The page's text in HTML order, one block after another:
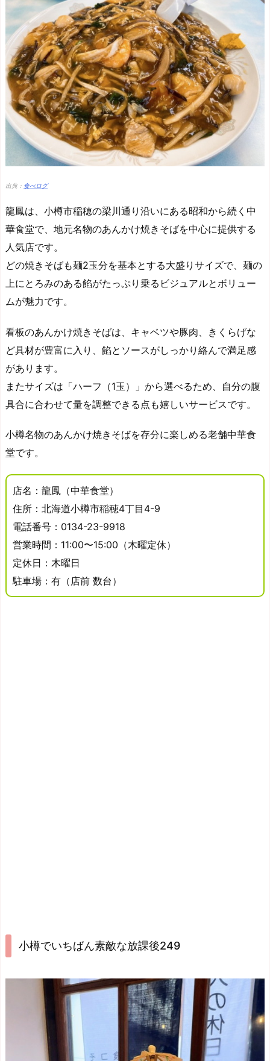
出典： 食べログ
龍鳳は、小樽市稲穂の梁川通り沿いにある昭和から続く中
華食堂で、地元名物のあんかけ焼きそばを中心に提供する
人気店です。
どの焼きそばも麺2玉分を基本とする大盛りサイズで、麺の
上にとろみのある餡がたっぷり乗るビジュアルとボリュー
ムが魅力です。
看板のあんかけ焼きそばは、キャベツや豚肉、きくらげな
ど具材が豊富に入り、餡とソースがしっかり絡んで満足感
があります。
またサイズは「ハーフ（1玉）」から選べるため、自分の腹
具合に合わせて量を調整できる点も嬉しいサービスです。
小樽名物のあんかけ焼きそばを存分に楽しめる老舗中華食
堂です。
店名：龍鳳（中華食堂）
住所：北海道小樽市稲穂4丁目4-9
電話番号：0134-23-9918
営業時間：11:00〜15:00（木曜定休）
定休日：木曜日
駐車場：有（店前 数台）
小樽でいちばん素敵な放課後249